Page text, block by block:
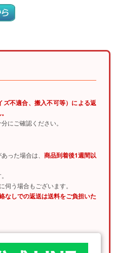
不適合、搬入不可等）による返
にご確認ください。
った場合は、 商品到着後1週間以
う場合もございます。
なしでの返送は送料をご負担いた
。